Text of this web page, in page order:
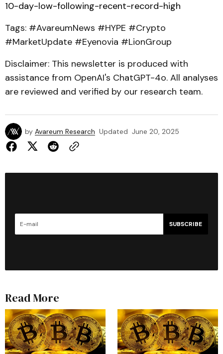
10-day-low-following-recent-record-high
Tags: #AvareumNews #HYPE #Crypto
#MarketUpdate #Eyenovia #LionGroup
Disclaimer: This newsletter is produced with
assistance from OpenAI's ChatGPT-4o. All analyses
are reviewed and verified by our research team.
by Avareum Research Updated June 20, 2025
SUBSCRIBE
Read More